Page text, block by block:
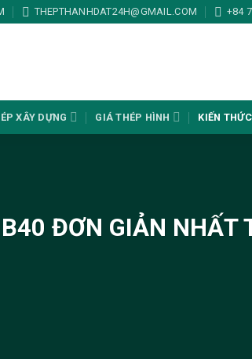
THEPTHANHDAT24H@GMAIL.COM +84
XÂY DỰNG GIÁ THÉP HÌNH KIẾN THỨC
ĐƠN GIẢN NHẤT